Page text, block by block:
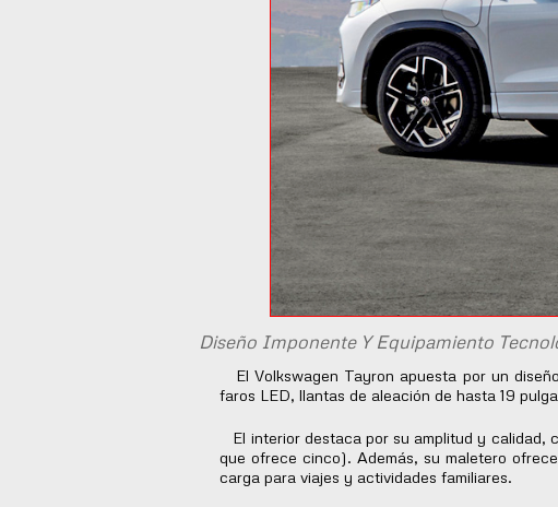
Diseño Imponente Y Equipamiento
El Volkswagen Tayron apuesta por un
faros LED, llantas de aleación de hasta 19
El interior destaca por su amplitud y calidad,
que ofrece cinco). Además, su maletero
carga para viajes y actividades familiares.